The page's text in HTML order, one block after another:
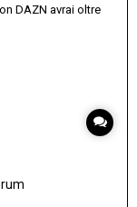
DAZN avrai oltre